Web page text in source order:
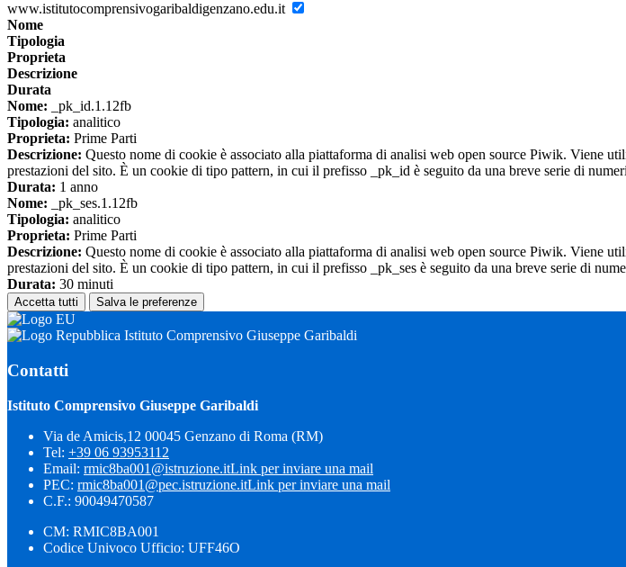
www.istitutocomprensivogaribaldigenzano.edu.it
Nome
Tipologia
Proprieta
Descrizione
Durata
Nome: _pk_id.1.12fb
Tipologia: analitico
Proprieta: Prime Parti
Descrizione: Questo nome di cookie è associato alla piattaforma di analisi web open source Piwik. Viene
prestazioni del sito. È un cookie di tipo pattern, in cui il prefisso _pk_id è seguito da una breve serie di
Durata: 1 anno
Nome: _pk_ses.1.12fb
Tipologia: analitico
Proprieta: Prime Parti
Descrizione: Questo nome di cookie è associato alla piattaforma di analisi web open source Piwik. Viene
prestazioni del sito. È un cookie di tipo pattern, in cui il prefisso _pk_ses è seguito da una breve serie di
Durata: 30 minuti
Accetta tutti Salva le preferenze
Istituto Comprensivo Giuseppe Garibaldi
Contatti
Istituto Comprensivo Giuseppe Garibaldi
Via de Amicis,12 00045 Genzano di Roma (RM)
Tel: +39 06 93953112
Email: rmic8ba001@istruzione.itLink per inviare una mail
PEC: rmic8ba001@pec.istruzione.itLink per inviare una mail
C.F.: 90049470587
CM: RMIC8BA001
Codice Univoco Ufficio: UFF46O